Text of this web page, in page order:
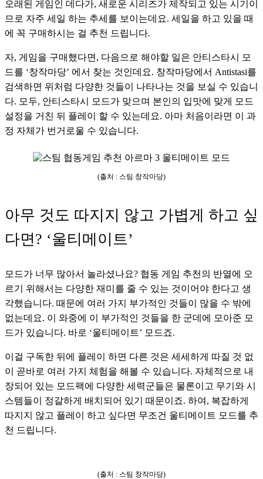
오래된 게임인 데다가, 새로운 시리즈가 제작되고 있는 시기이
므로 자주 세일 하는 추세를 보이는데요. 세일을 하고 있을 때
에 꼭 구매하시는 걸 추천 드립니다.
자, 게임을 구매했다면, 다음으로 해야할 일은 안티스타시 모
드를 ‘창작마당’ 에서 찾는 것인데요. 창작마당에서 Antistasi를
검색하면 위처럼 다양한 것들이 나타나는 것을 보실 수 있습니
다. 모두, 안티스타시 모드가 맞으며 본인의 입맛에 맞게 모드
설정을 거친 뒤 플레이 할 수 있는데요. 아마 처음이라면 이 과
정 자체가 번거로울 수 있습니다.
(출처 : 스팀 창작마당)
아무 것도 따지지 않고 가볍게 하고 싶
다면? ‘울티메이트’
모드가 너무 많아서 놀라셨나요? 협동 게임 추천의 반열에 오
르기 위해서는 다양한 재미를 줄 수 있는 것이어야 한다고 생
각했습니다. 때문에 여러 가지 부가적인 것들이 많을 수 밖에
없는데요. 이 와중에 이 부가적인 것들을 한 군데에 모아준 모
드가 있습니다. 바로 ‘울티메이트’ 모드죠.
이걸 구독한 뒤에 플레이 하면 다른 것은 세세하게 따질 것 없
이 곧바로 여러 가지 체험을 해볼 수 있습니다. 자체적으로 내
장되어 있는 모드팩에 다양한 세력군들은 물론이고 무기와 시
스템들이 정갈하게 배치되어 있기 때문이죠. 하여, 복잡하게
따지지 않고 플레이 하고 싶다면 무조건 울티메이트 모드를 추
천 드립니다.
(출처 : 스팀 창작마당)